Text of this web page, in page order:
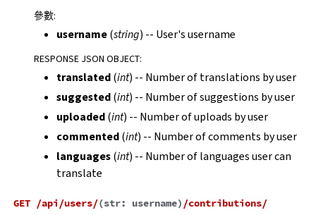
參數:
username(string) -- User's username
RESPONSE JSON OBJECT:
translated(int) -- Number of translations by user
suggested(int) -- Number of suggestions by user
uploaded(int) -- Number of uploads by user
commented(int) -- Number of comments by user
languages(int) -- Number of languages user can
translate
GET /api/users/(str: username) /contributions/